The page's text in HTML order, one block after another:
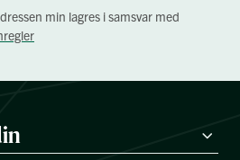
min lagres i samsvar med